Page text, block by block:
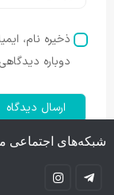
ذخیره نام،
دوباره
شبکه‌های اجتماعی